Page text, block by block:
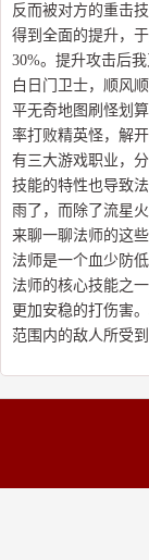
反而被对方的重击
得到全面的提升，
30%。提升攻击后
白日门卫士，顺风
平无奇地图刷怪划
率打败精英怪，解
有三大游戏职业，
技能的特性也导致
雨了，而除了流星
来聊一聊法师的这
法师是一个血少防
法师的核心技能之
更加安稳的打伤害
范围内的敌人所受